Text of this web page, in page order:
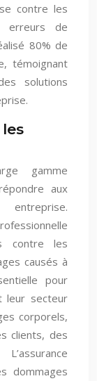
contre les
erreurs de
80% de
témoignant
solutions
gamme
aux
contre les
causés à
pour
leur secteur
corporels,
clients, des
dommages